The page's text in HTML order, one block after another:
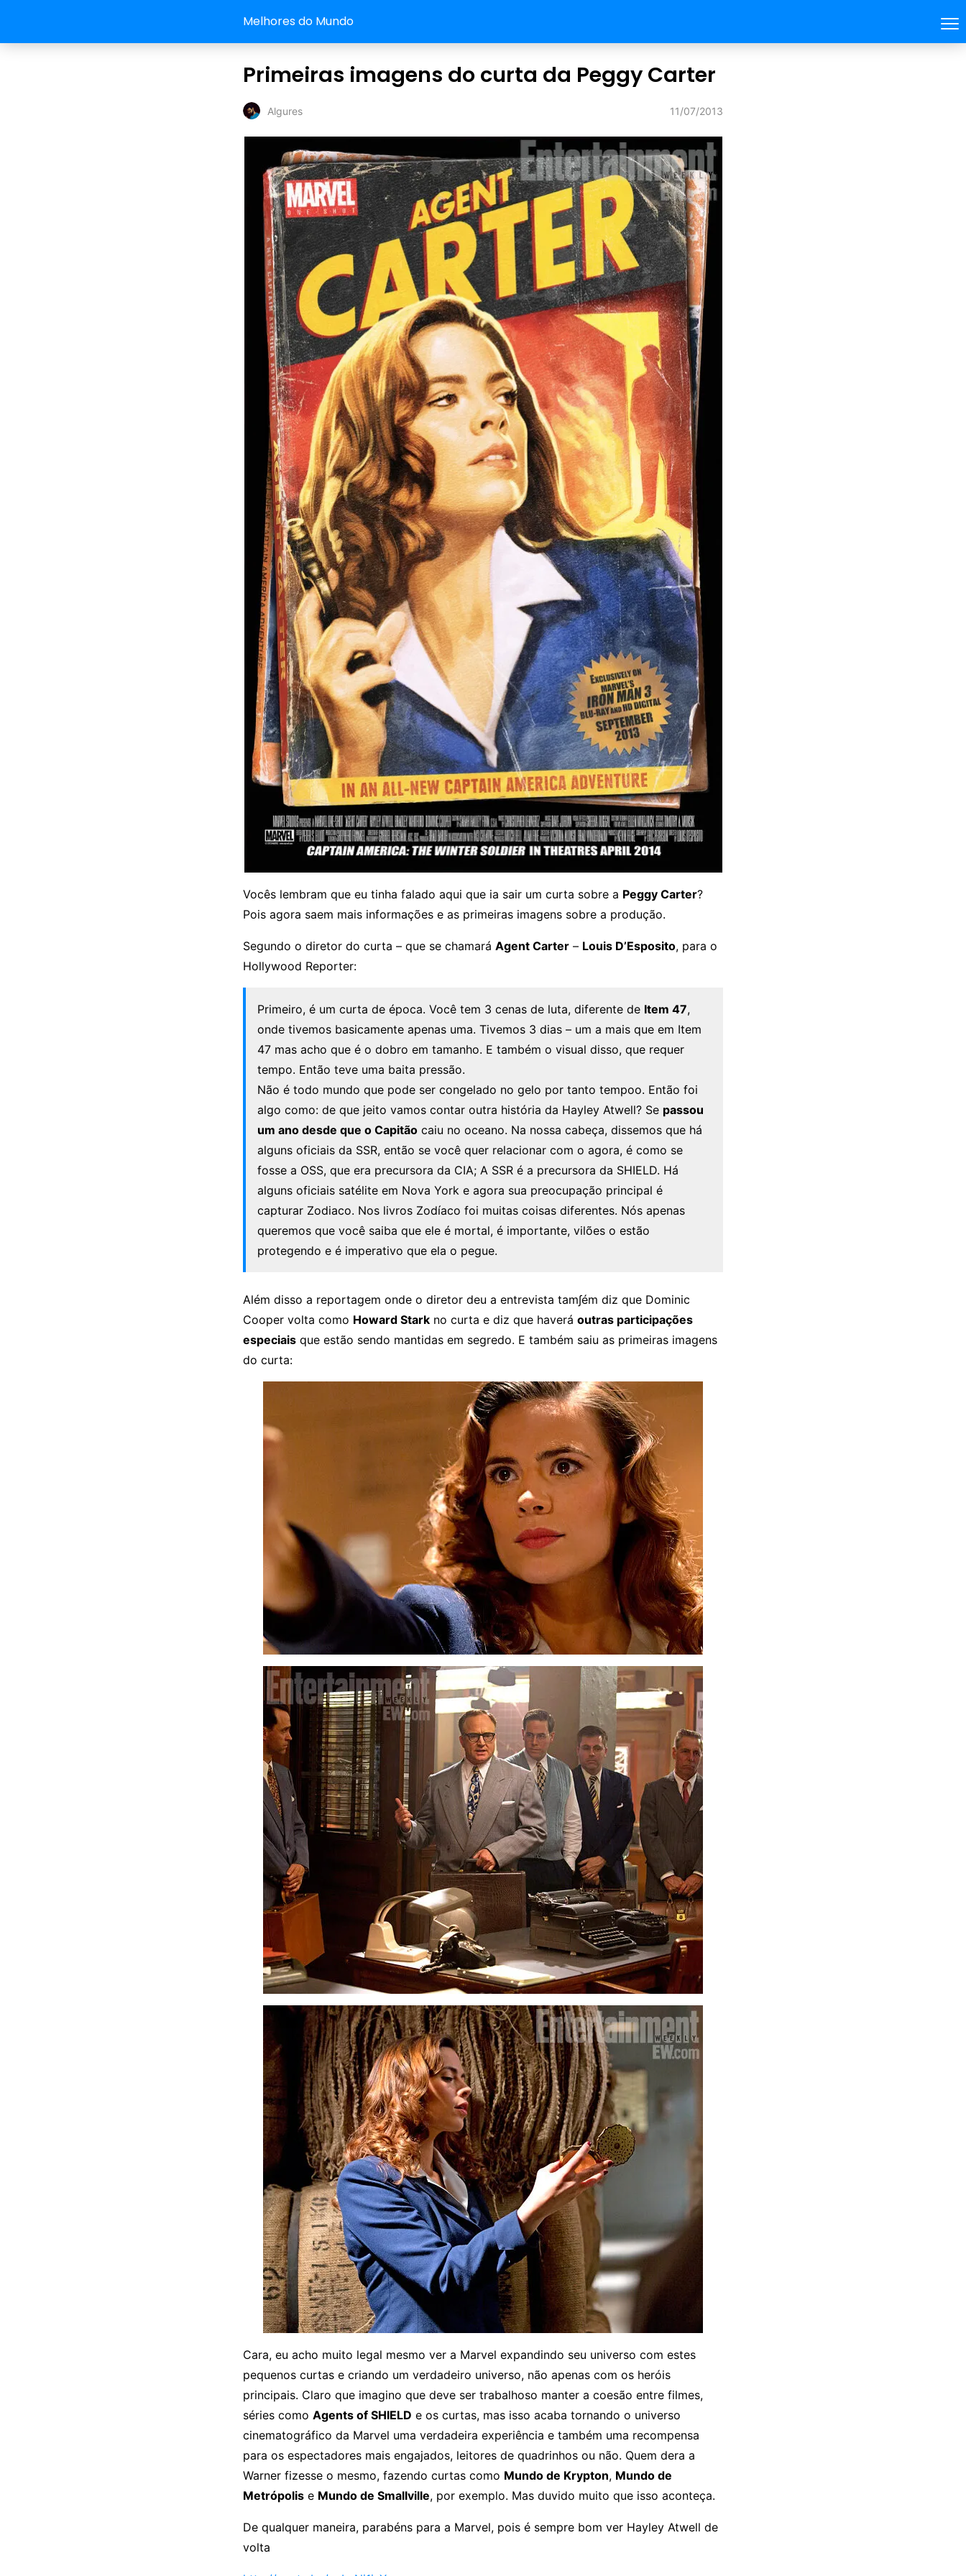
Melhores do Mundo
Primeiras imagens do curta da Peggy Carter
Algures 11/07/2013
Vocês lembram que eu tinha falado aqui que ia sair um curta sobre a Peggy Carter?
Pois agora saem mais informações e as primeiras imagens sobre a produção.
Segundo o diretor do curta – que se chamará Agent Carter – Louis D’Esposito, para o
Hollywood Reporter:
Primeiro, é um curta de época. Você tem 3 cenas de luta, diferente de Item 47,
onde tivemos basicamente apenas uma. Tivemos 3 dias – um a mais que em Item
47 mas acho que é o dobro em tamanho. E também o visual disso, que requer
tempo. Então teve uma baita pressão.
Não é todo mundo que pode ser congelado no gelo por tanto tempoo. Então foi
algo como: de que jeito vamos contar outra história da Hayley Atwell? Se passou
um ano desde que o Capitão caiu no oceano. Na nossa cabeça, dissemos que há
alguns oficiais da SSR, então se você quer relacionar com o agora, é como se
fosse a OSS, que era precursora da CIA; A SSR é a precursora da SHIELD. Há
alguns oficiais satélite em Nova York e agora sua preocupação principal é
capturar Zodiaco. Nos livros Zodíaco foi muitas coisas diferentes. Nós apenas
queremos que você saiba que ele é mortal, é importante, vilões o estão
protegendo e é imperativo que ela o pegue.
Além disso a reportagem onde o diretor deu a entrevista tam∫ém diz que Dominic
Cooper volta como Howard Stark no curta e diz que haverá outras participações
especiais que estão sendo mantidas em segredo. E também saiu as primeiras imagens
do curta:
Cara, eu acho muito legal mesmo ver a Marvel expandindo seu universo com estes
pequenos curtas e criando um verdadeiro universo, não apenas com os heróis
principais. Claro que imagino que deve ser trabalhoso manter a coesão entre filmes,
séries como Agents of SHIELD e os curtas, mas isso acaba tornando o universo
cinematográfico da Marvel uma verdadeira experiência e também uma recompensa
para os espectadores mais engajados, leitores de quadrinhos ou não. Quem dera a
Warner fizesse o mesmo, fazendo curtas como Mundo de Krypton, Mundo de
Metrópolis e Mundo de Smallville, por exemplo. Mas duvido muito que isso aconteça.
De qualquer maneira, parabéns para a Marvel, pois é sempre bom ver Hayley Atwell de
volta